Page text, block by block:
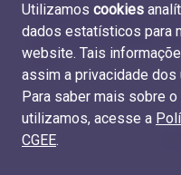
Número de títulos de
por região e grande
2017
Utilizamos cookies
dados estatísticos para
website. Tais
assim a privacidade dos
Para saber mais sobre
utilizamos, acesse a
CGEE.